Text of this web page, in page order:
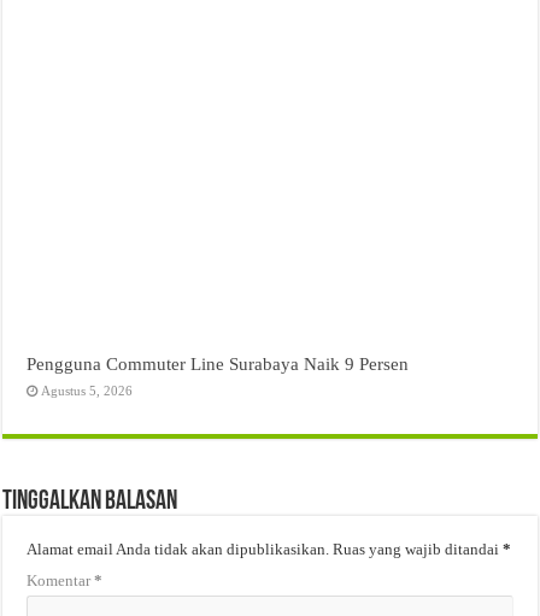
Pengguna Commuter Line Surabaya Naik 9 Persen
Agustus 5, 2026
Tinggalkan Balasan
Alamat email Anda tidak akan dipublikasikan. Ruas yang wajib ditandai*
Komentar*